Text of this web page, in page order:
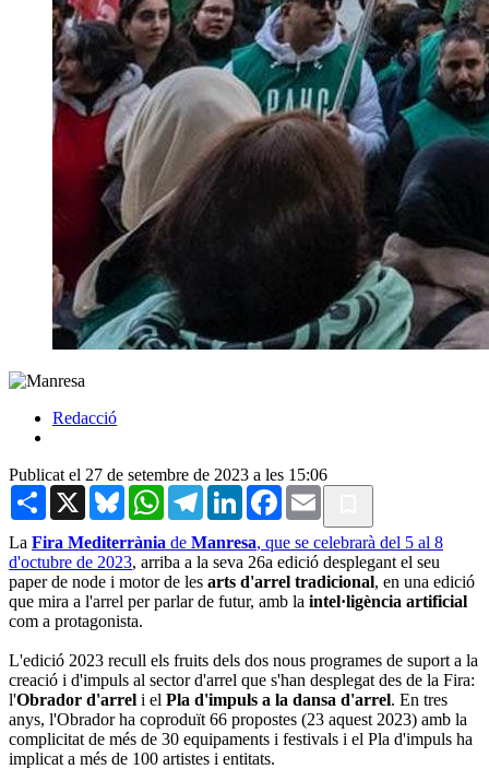
Redacció
Publicat el 27 de setembre de 2023 a les 15:06
Share X BlueskyWhatsAppTelegramLinkedInFacebook
Email
La Fira Mediterrània de Manresa, que se celebrarà del 5 al 8
d'octubre de 2023, arriba a la seva 26a edició desplegant el seu
paper de node i motor de les arts d'arrel tradicional, en una edició
que mira a l'arrel per parlar de futur, amb la intel·ligència artificial
com a protagonista.
L'edició 2023 recull els fruits dels dos nous programes de suport a la
creació i d'impuls al sector d'arrel que s'han desplegat des de la Fira:
l'Obrador d'arrel i el Pla d'impuls a la dansa d'arrel. En tres
anys, l'Obrador ha coproduït 66 propostes (23 aquest 2023) amb la
complicitat de més de 30 equipaments i festivals i el Pla d'impuls ha
implicat a més de 100 artistes i entitats.